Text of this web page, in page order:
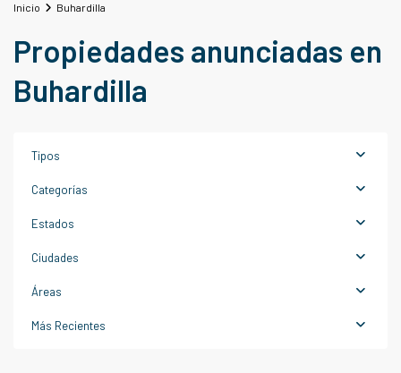
Inicio Buhardilla
Propiedades anunciadas en
Buhardilla
Tipos
Categorías
Estados
Ciudades
Áreas
Más Recientes